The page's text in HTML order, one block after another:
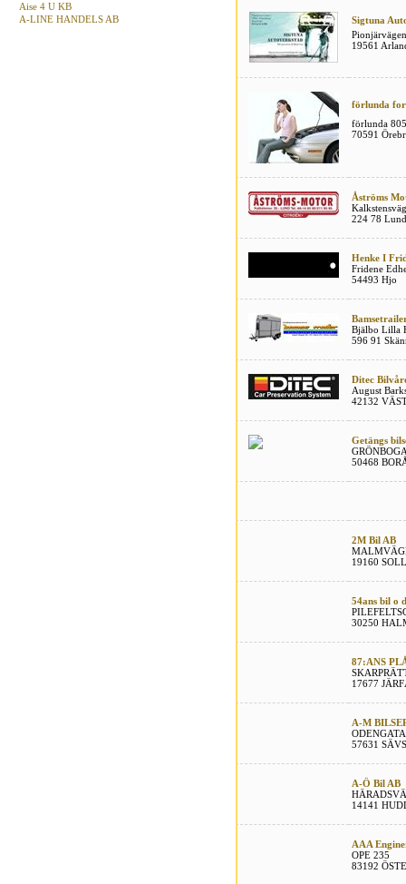
Aise 4 U KB
A-LINE HANDELS AB
Sigtuna
19561
förlunda
förlunda
70591
Åströms
224 78 Lund
Henke I
Fridene
54493 Hjo
Bjälbo Lilla
596 91
Ditec
August
42132
Getängs
50468
2M Bil AB
19160
54ans bil o
30250
87:ANS
17677
A-M
57631
A-Ö Bil AB
14141
AAA
OPE 235
83192